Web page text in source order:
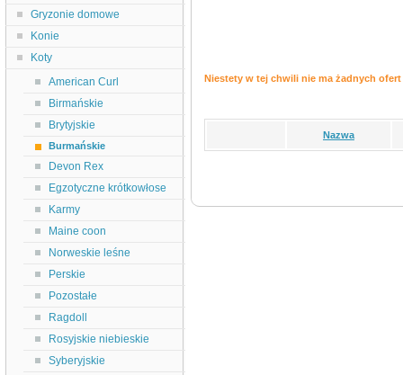
Gryzonie domowe
Konie
Koty
American Curl
Birmańskie
Brytyjskie
Burmańskie
Devon Rex
Egzotyczne krótkowłose
Karmy
Maine coon
Norweskie leśne
Perskie
Pozostałe
Ragdoll
Rosyjskie niebieskie
Syberyjskie
Niestety w tej chwili nie ma żadnych
Nazwa